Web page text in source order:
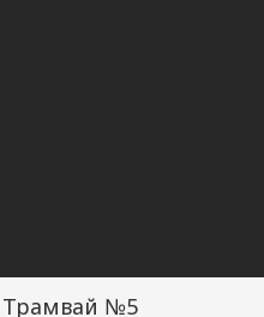
Трамвай №5